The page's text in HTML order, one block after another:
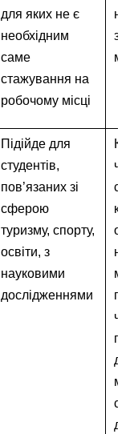
для яких не є
необхідним
саме
стажування на
робочому місці
з
Підійде для
студентів,
пов’язаних зі
сферою
туризму, спорту,
освіти, з
науковими
дослідженнями